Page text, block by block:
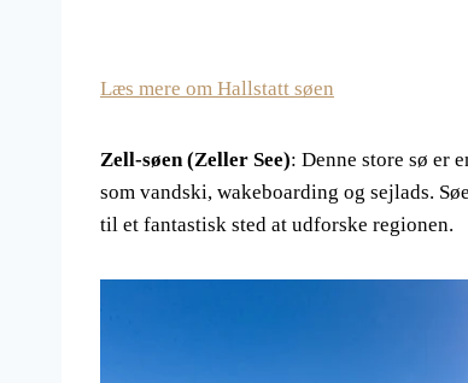
Læs mere om Hallstatt søen
Zell-søen (Zeller See): Denne store sø er
som vandski, wakeboarding og sejlads.
til et fantastisk sted at udforske regionen.